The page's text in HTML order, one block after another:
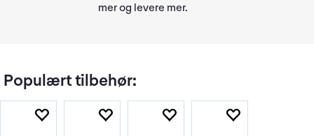
mer og levere mer.
Populært tilbehør: